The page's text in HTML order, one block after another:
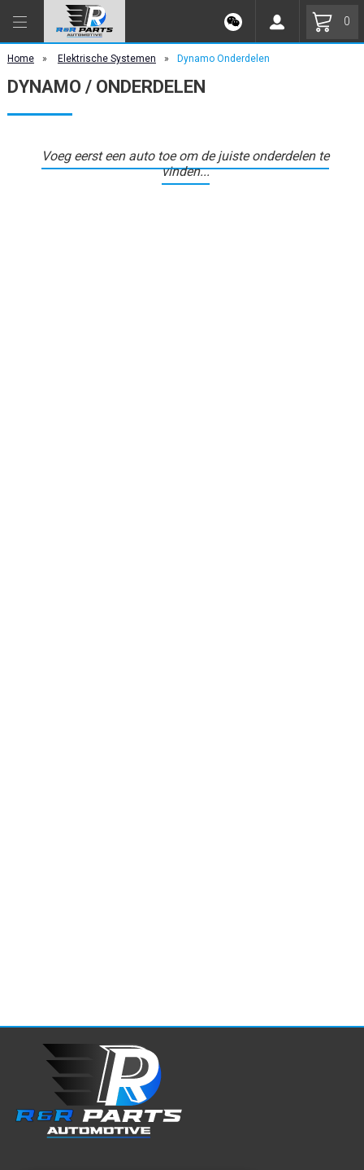
0
Home » Elektrische Systemen » Dynamo Onderdelen
DYNAMO / ONDERDELEN
Voeg eerst een auto toe om de juiste onderdelen te
vinden...